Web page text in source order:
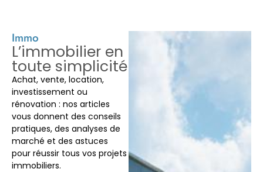
Immo
L’immobilier en
toute simplicité
Achat, vente, location,
investissement ou
rénovation : nos articles
vous donnent des conseils
pratiques, des analyses de
marché et des astuces
pour réussir tous vos projets
immobiliers.